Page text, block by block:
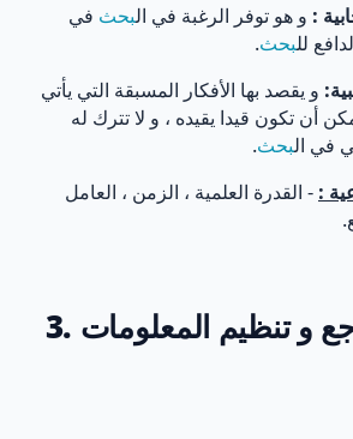
: و هو توفر الرغبة في البحث في
للبحث.
و يقصد بها الأفكار المسبقة التي يأتي
أن تكون قيدا يقيده ، و لا تترك له
في البحث.
: - القدرة العلمية ، الزمن ، العامل
و تنظيم المعلومات